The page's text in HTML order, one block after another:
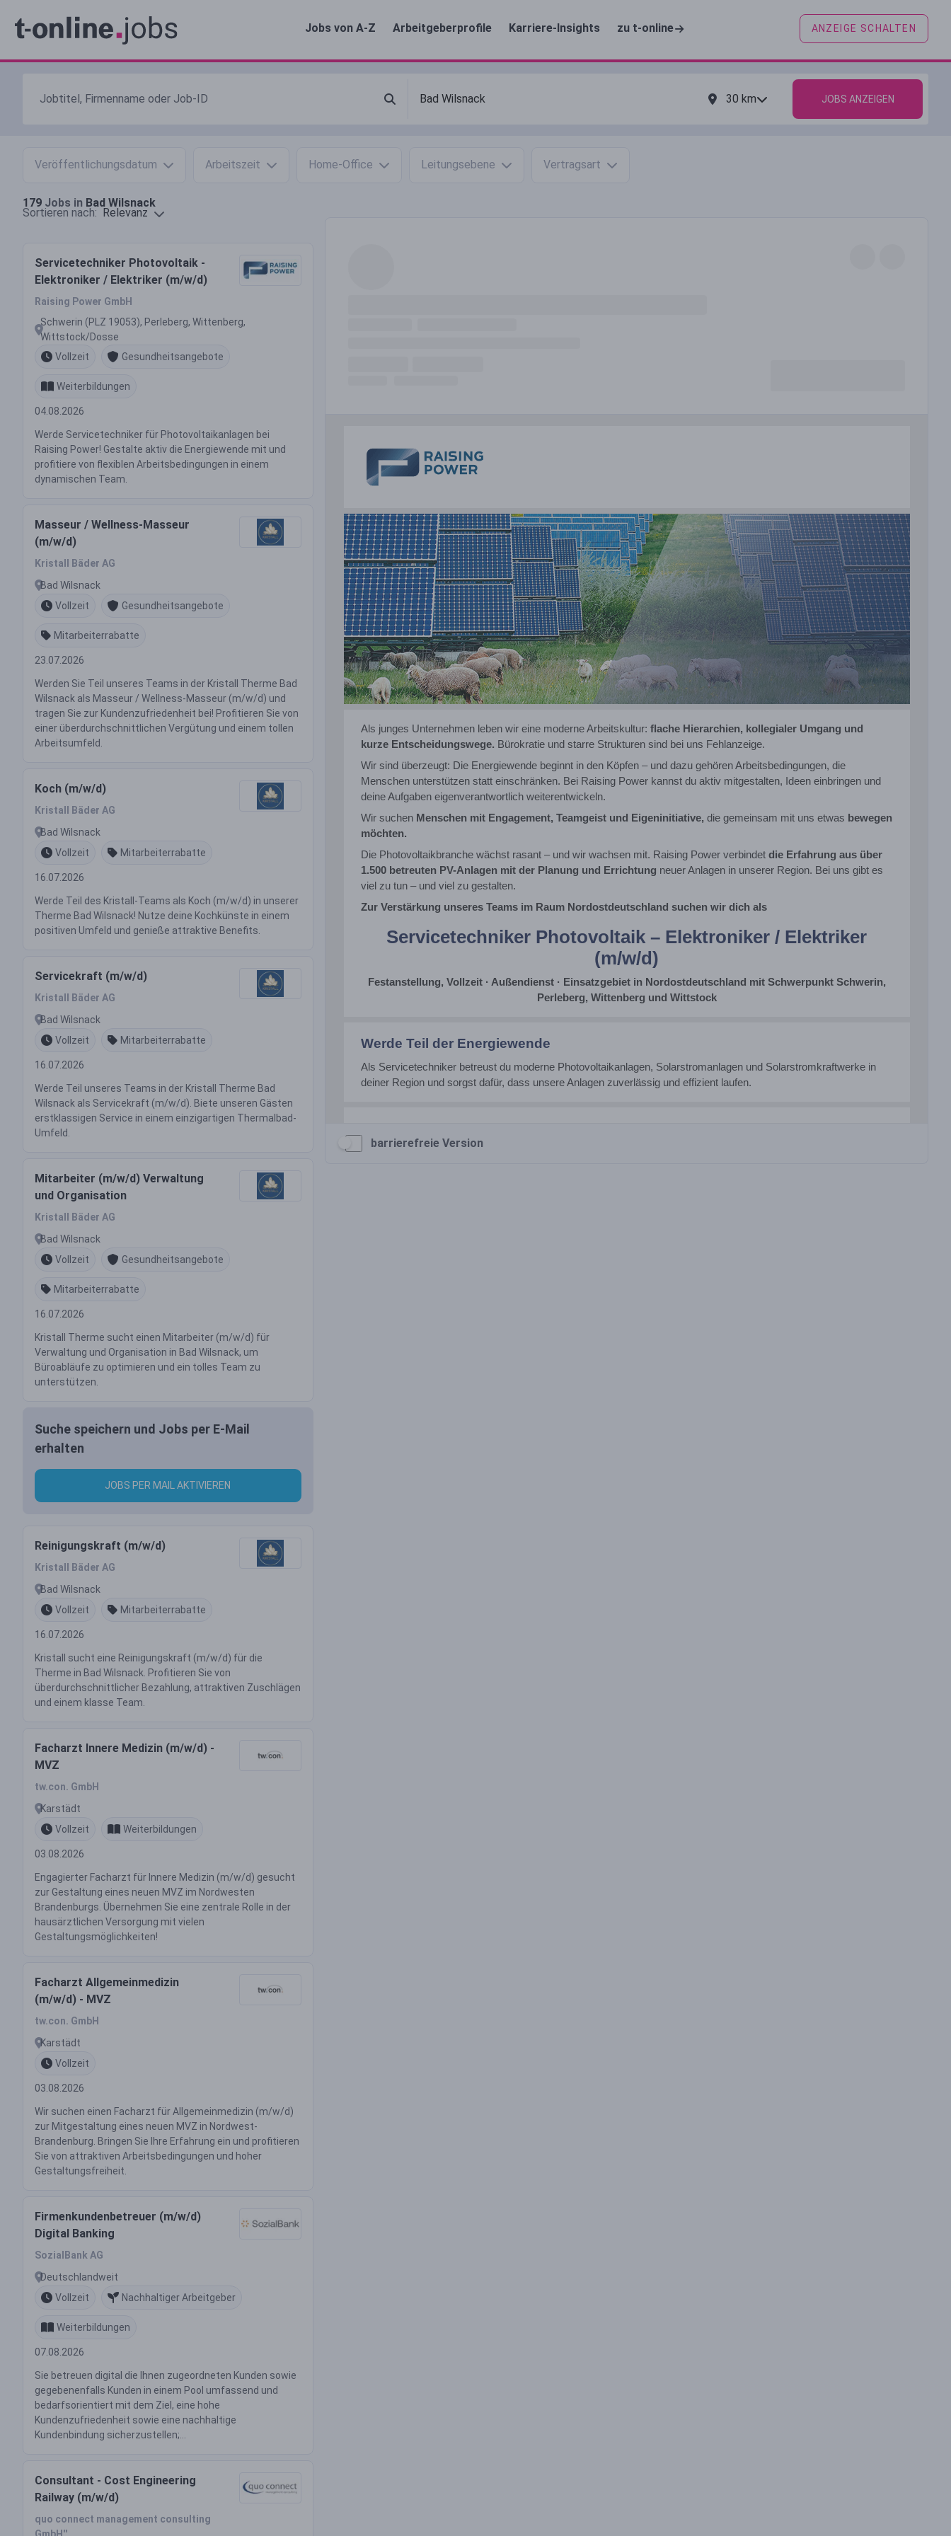
Jobs von A-Z Arbeitgeberprofile Karriere-Insights zu t-online ANZEIGE SCHALTEN
30 km JOBS ANZEIGEN
Veröffentlichungsdatum Arbeitszeit Home-Office Leitungsebene Vertragsart
179 Jobs in Bad Wilsnack
Sortieren nach: Relevanz
Servicetechniker Photovoltaik -
Elektroniker / Elektriker (m/w/d)
Raising Power GmbH
Schwerin (PLZ 19053), Perleberg, Wittenberg,
Wittstock/Dosse
Vollzeit
Gesundheitsangebote
Weiterbildungen
04.08.2026
Werde Servicetechniker für Photovoltaikanlagen bei
Raising Power! Gestalte aktiv die Energiewende mit und
profitiere von flexiblen Arbeitsbedingungen in einem
dynamischen Team.
Masseur / Wellness-Masseur
(m/w/d)
Kristall Bäder AG
Bad Wilsnack
Vollzeit
Gesundheitsangebote
Mitarbeiterrabatte
23.07.2026
Werden Sie Teil unseres Teams in der Kristall Therme Bad
Wilsnack als Masseur / Wellness-Masseur (m/w/d) und
tragen Sie zur Kundenzufriedenheit bei! Profitieren Sie von
einer überdurchschnittlichen Vergütung und einem tollen
Arbeitsumfeld.
Koch (m/w/d)
Kristall Bäder AG
Bad Wilsnack
Vollzeit
Mitarbeiterrabatte
16.07.2026
Werde Teil des Kristall-Teams als Koch (m/w/d) in unserer
Therme Bad Wilsnack! Nutze deine Kochkünste in einem
positiven Umfeld und genieße attraktive Benefits.
Servicekraft (m/w/d)
Kristall Bäder AG
Bad Wilsnack
Vollzeit
Mitarbeiterrabatte
16.07.2026
Werde Teil unseres Teams in der Kristall Therme Bad
Wilsnack als Servicekraft (m/w/d). Biete unseren Gästen
erstklassigen Service in einem einzigartigen Thermalbad-
Umfeld.
Mitarbeiter (m/w/d) Verwaltung
und Organisation
Kristall Bäder AG
Bad Wilsnack
Vollzeit
Gesundheitsangebote
Mitarbeiterrabatte
16.07.2026
Kristall Therme sucht einen Mitarbeiter (m/w/d) für
Verwaltung und Organisation in Bad Wilsnack, um
Büroabläufe zu optimieren und ein tolles Team zu
unterstützen.
Suche speichern und Jobs per E-Mail
erhalten
JOBS PER MAIL AKTIVIEREN
Reinigungskraft (m/w/d)
Kristall Bäder AG
Bad Wilsnack
Vollzeit
Mitarbeiterrabatte
16.07.2026
Kristall sucht eine Reinigungskraft (m/w/d) für die
Therme in Bad Wilsnack. Profitieren Sie von
überdurchschnittlicher Bezahlung, attraktiven Zuschlägen
und einem klasse Team.
Facharzt Innere Medizin (m/w/d) -
MVZ
tw.con. GmbH
Karstädt
Vollzeit
Weiterbildungen
03.08.2026
Engagierter Facharzt für Innere Medizin (m/w/d) gesucht
zur Gestaltung eines neuen MVZ im Nordwesten
Brandenburgs. Übernehmen Sie eine zentrale Rolle in der
hausärztlichen Versorgung mit vielen
Gestaltungsmöglichkeiten!
Facharzt Allgemeinmedizin
(m/w/d) - MVZ
tw.con. GmbH
Karstädt
Vollzeit
03.08.2026
Wir suchen einen Facharzt für Allgemeinmedizin (m/w/d)
zur Mitgestaltung eines neuen MVZ in Nordwest-
Brandenburg. Bringen Sie Ihre Erfahrung ein und profitieren
Sie von attraktiven Arbeitsbedingungen und hoher
Gestaltungsfreiheit.
Firmenkundenbetreuer (m/w/d)
Digital Banking
SozialBank AG
Deutschlandweit
Vollzeit
Nachhaltiger Arbeitgeber
Weiterbildungen
07.08.2026
Sie betreuen digital die Ihnen zugeordneten Kunden sowie
gegebenenfalls Kunden in einem Pool umfassend und
bedarfsorientiert mit dem Ziel, eine hohe
Kundenzufriedenheit sowie eine nachhaltige
Kundenbindung sicherzustellen;...
Consultant - Cost Engineering
Railway (m/w/d)
quo connect management consulting
barrierefreie Version